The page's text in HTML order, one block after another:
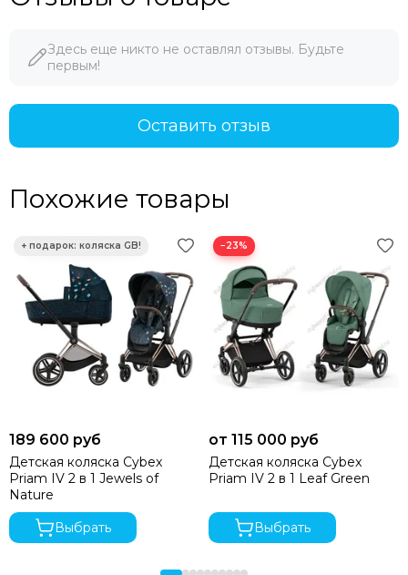
Здесь еще никто не оставлял отзывы. Будьте
первым!
Оставить отзыв
Похожие товары
189 600 руб
Детская коляска Cybex
Priam IV 2 в 1 Jewels of
Nature
Выбрать
−23%
от 115 000 руб
Детская коляска Cybex
Priam IV 2 в 1 Leaf Green
Выбрать